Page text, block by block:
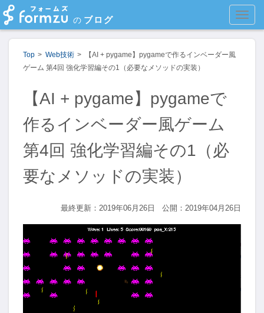
の ブログ
Top Web技術
【AI + pygame】pygameで作るインベーダー風
ゲーム 第4回 強化学習編その1（必要なメソッドの実装）
【AI + pygame】pygameで
作るインベーダー風ゲーム
第4回 強化学習編その1（必
要なメソッドの実装）
最終更新：2019年06月26日 公開：2019年04月26日